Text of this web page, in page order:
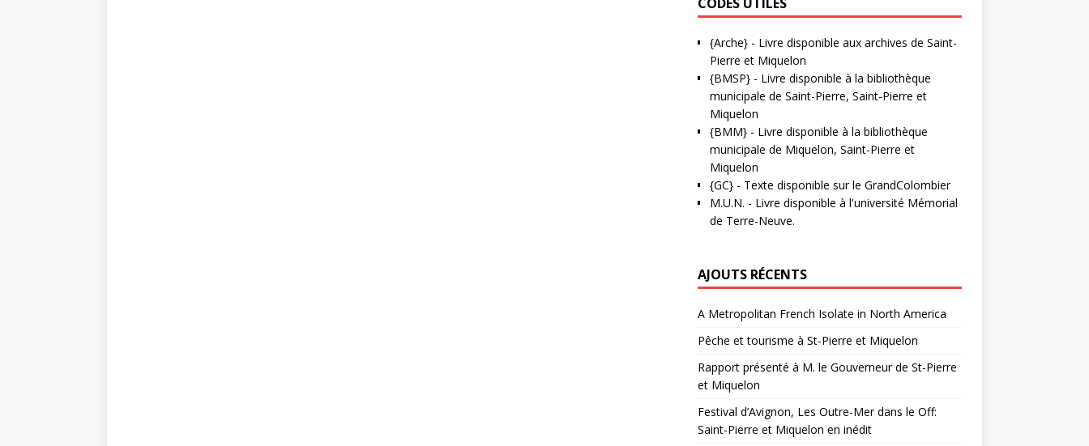
{Arche}- Livre disponible aux archives de Saint-
Pierre et Miquelon
{BMSP}- Livre disponible à la bibliothèque
municipale de Saint-Pierre, Saint-Pierre et
Miquelon
{BMM}- Livre disponible à la bibliothèque
municipale de Miquelon, Saint-Pierre et
Miquelon
{GC}- Texte disponible sur le GrandColombier
M.U.N. - Livre disponible à l'université Mémorial
de Terre-Neuve.
AJOUTS RÉCENTS
A Metropolitan French Isolate in North America
Pêche et tourisme à St-Pierre et Miquelon
Rapport présenté à M. le Gouverneur de St-Pierre
et Miquelon
Festival d’Avignon, Les Outre-Mer dans le Off:
Saint-Pierre et Miquelon en inédit